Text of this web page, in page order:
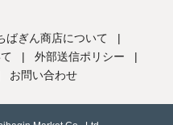
ばぎん商店について
|
| 外部送信ポリシー
|
お問い合わせ